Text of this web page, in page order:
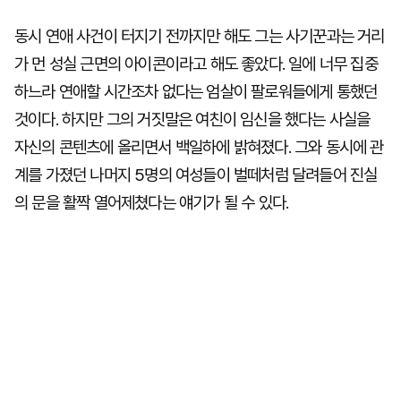
동시 연애 사건이 터지기 전까지만 해도 그는 사기꾼과는 거리
가 먼 성실 근면의 아이콘이라고 해도 좋았다. 일에 너무 집중
하느라 연애할 시간조차 없다는 엄살이 팔로워들에게 통했던
것이다. 하지만 그의 거짓말은 여친이 임신을 했다는 사실을
자신의 콘텐츠에 올리면서 백일하에 밝혀졌다. 그와 동시에 관
계를 가졌던 나머지 5명의 여성들이 벌떼처럼 달려들어 진실
의 문을 활짝 열어제쳤다는 얘기가 될 수 있다.